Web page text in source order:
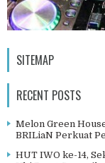
SITEMAP
RECENT POSTS
Melon Green
BRILiaN Perkuat
HUT IWO ke-14,